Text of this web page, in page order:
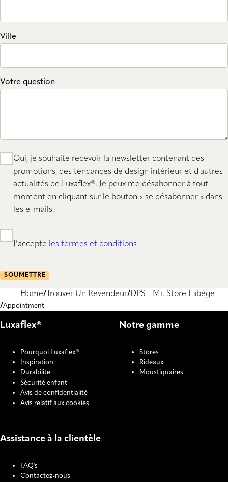
Ville
Votre question
Oui, je souhaite recevoir la newsletter contenant des
promotions, des tendances de design intérieur et d'autres
actualités de Luxaflex®. Je peux me désabonner à tout
moment en cliquant sur le bouton « se désabonner » dans
les e-mails.
J’accepte les termes et conditions
SOUMETTRE
Home Trouver Un Revendeur DPS - Mr. Store Labège
Appointment
Luxaflex®
Pourquoi Luxaflex®
Inspiration
Durabilite
Sécurité enfant
Avis de confidentialité
Avis relatif aux cookies
Notre gamme
Stores
Rideaux
Moustiquaires
Assistance à la clientèle
FAQ's
Contactez-nous